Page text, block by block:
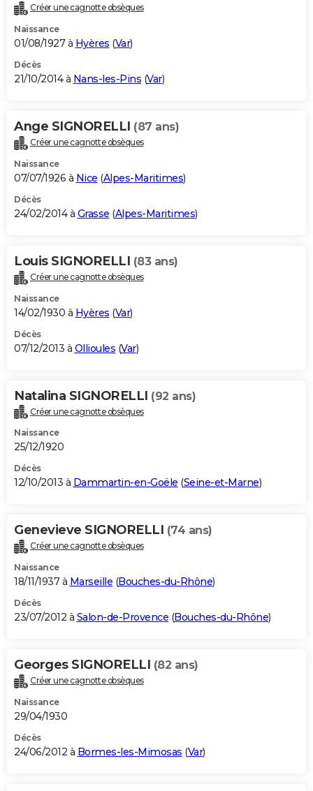
Créer une cagnotte obsèques
Naissance
01/08/1927 à Hyères (Var)
Décès
21/10/2014 à Nans-les-Pins (Var)
Ange SIGNORELLI (87 ans)
Créer une cagnotte obsèques
Naissance
07/07/1926 à Nice (Alpes-Maritimes)
Décès
24/02/2014 à Grasse (Alpes-Maritimes)
Louis SIGNORELLI (83 ans)
Créer une cagnotte obsèques
Naissance
14/02/1930 à Hyères (Var)
Décès
07/12/2013 à Ollioules (Var)
Natalina SIGNORELLI (92 ans)
Créer une cagnotte obsèques
Naissance
25/12/1920
Décès
12/10/2013 à Dammartin-en-Goële (Seine-et-Marne)
Genevieve SIGNORELLI (74 ans)
Créer une cagnotte obsèques
Naissance
18/11/1937 à Marseille (Bouches-du-Rhône)
Décès
23/07/2012 à Salon-de-Provence (Bouches-du-Rhône)
Georges SIGNORELLI (82 ans)
Créer une cagnotte obsèques
Naissance
29/04/1930
Décès
24/06/2012 à Bormes-les-Mimosas (Var)